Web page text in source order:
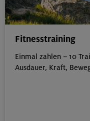
Fitnesstraining
Einmal zahlen – 10
Ausdauer, Kraft,